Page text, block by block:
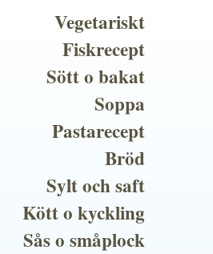
Vegetariskt
Fiskrecept
Sött o bakat
Soppa
Pastarecept
Bröd
Sylt och saft
Kött o kyckling
Sås o småplock